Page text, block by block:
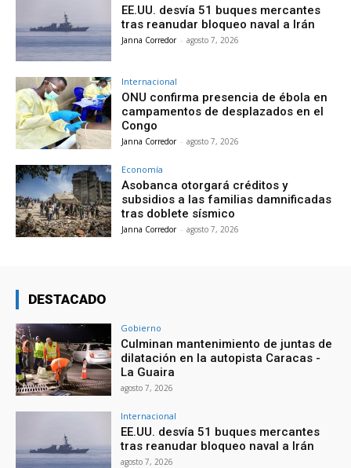
EE.UU. desvía 51 buques mercantes
tras reanudar bloqueo naval a Irán
Janna Corredor - agosto 7, 2026
Internacional
ONU confirma presencia de ébola en
campamentos de desplazados en el
Congo
Janna Corredor - agosto 7, 2026
Economía
Asobanca otorgará créditos y
subsidios a las familias damnificadas
tras doblete sísmico
Janna Corredor - agosto 7, 2026
DESTACADO
Gobierno
Culminan mantenimiento de juntas de
dilatación en la autopista Caracas -
La Guaira
agosto 7, 2026
Internacional
EE.UU. desvía 51 buques mercantes
tras reanudar bloqueo naval a Irán
agosto 7, 2026